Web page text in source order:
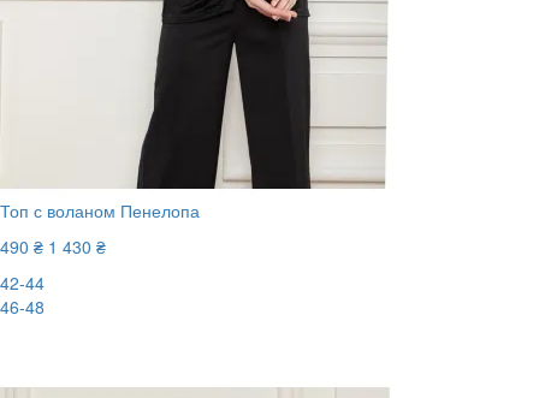
Топ с воланом Пенелопа
490 ₴ 1 430 ₴
42-44
46-48